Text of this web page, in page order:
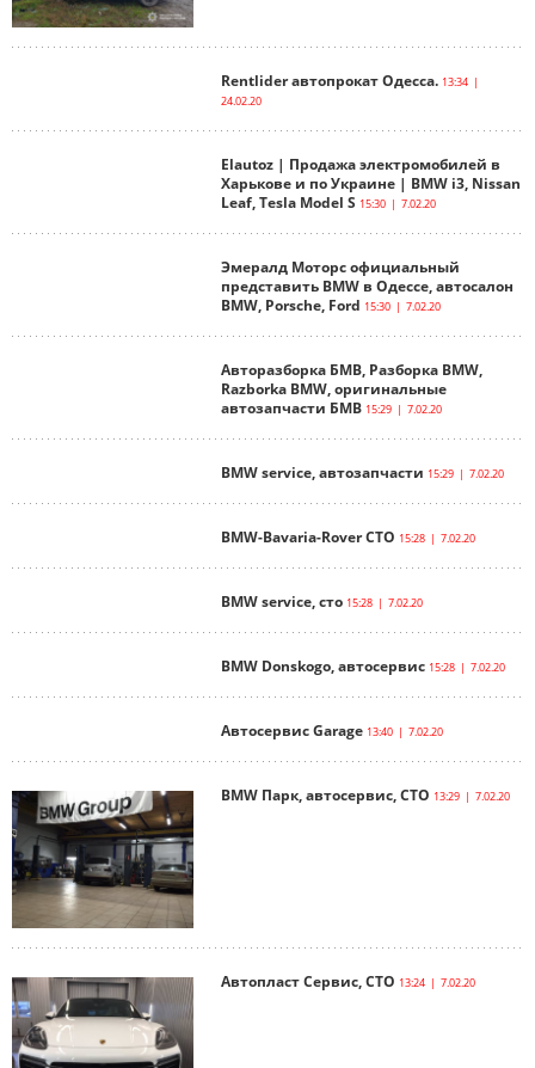
Rentlider автопрокат Одесса. 13:34 |
24.02.20
Elautoz | Продажа электромобилей в
Харькове и по Украине | BMW i3, Nissan
Leaf, Tesla Model S 15:30 | 7.02.20
Эмералд Моторс официальный
представить BMW в Одессе, автосалон
BMW, Porsche, Ford 15:30 | 7.02.20
Авторазборка БМВ, Разборка BMW,
Razborka BMW, оригинальные
автозапчасти БМВ 15:29 | 7.02.20
BMW service, автозапчасти 15:29 | 7.02.20
BMW-Bavaria-Rover СТО 15:28 | 7.02.20
BMW service, сто 15:28 | 7.02.20
BMW Donskogo, автосервис 15:28 | 7.02.20
Автосервис Garage 13:40 | 7.02.20
BMW Парк, автосервис, СТО 13:29 | 7.02.20
Автопласт Сервис, СТО 13:24 | 7.02.20